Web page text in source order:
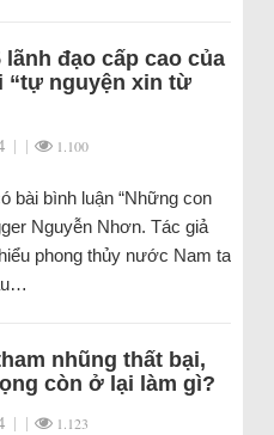
lãnh đạo cấp cao của
“tự nguyện xin từ
| | 1.100
bài bình luận “Những con
Nguyễn Nhơn. Tác giả
phong thủy nước Nam ta
nhũng thất bại,
còn ở lại làm gì?
| | 1.123